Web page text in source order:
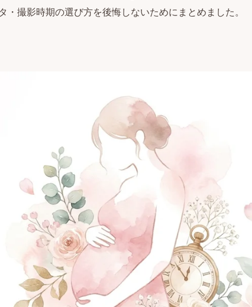
撮影時期の選び方を後悔しないためにまとめました。